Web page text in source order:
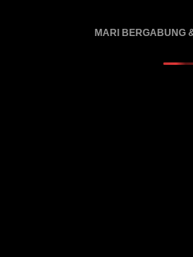
MARI BERGABUNG